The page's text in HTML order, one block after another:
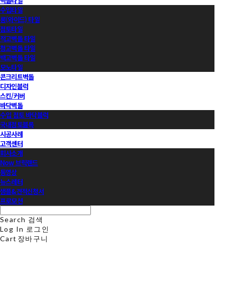
수입타일
롱(와이드) 타일
점토타일
적고벽돌 타일
청고벽돌 타일
백고벽돌 타일
모노타일
콘크리트벽돌
디자인블럭
스킨/커버
바닥벽돌
수입 점토 바닥블럭
국내점토블록
시공사례
고객센터
회사소개
Now 브릭랜드
동영상
뉴스레터
샘플&견적신청서
프로모션
Search 검색
Log In 로그인
Cart 장바구니